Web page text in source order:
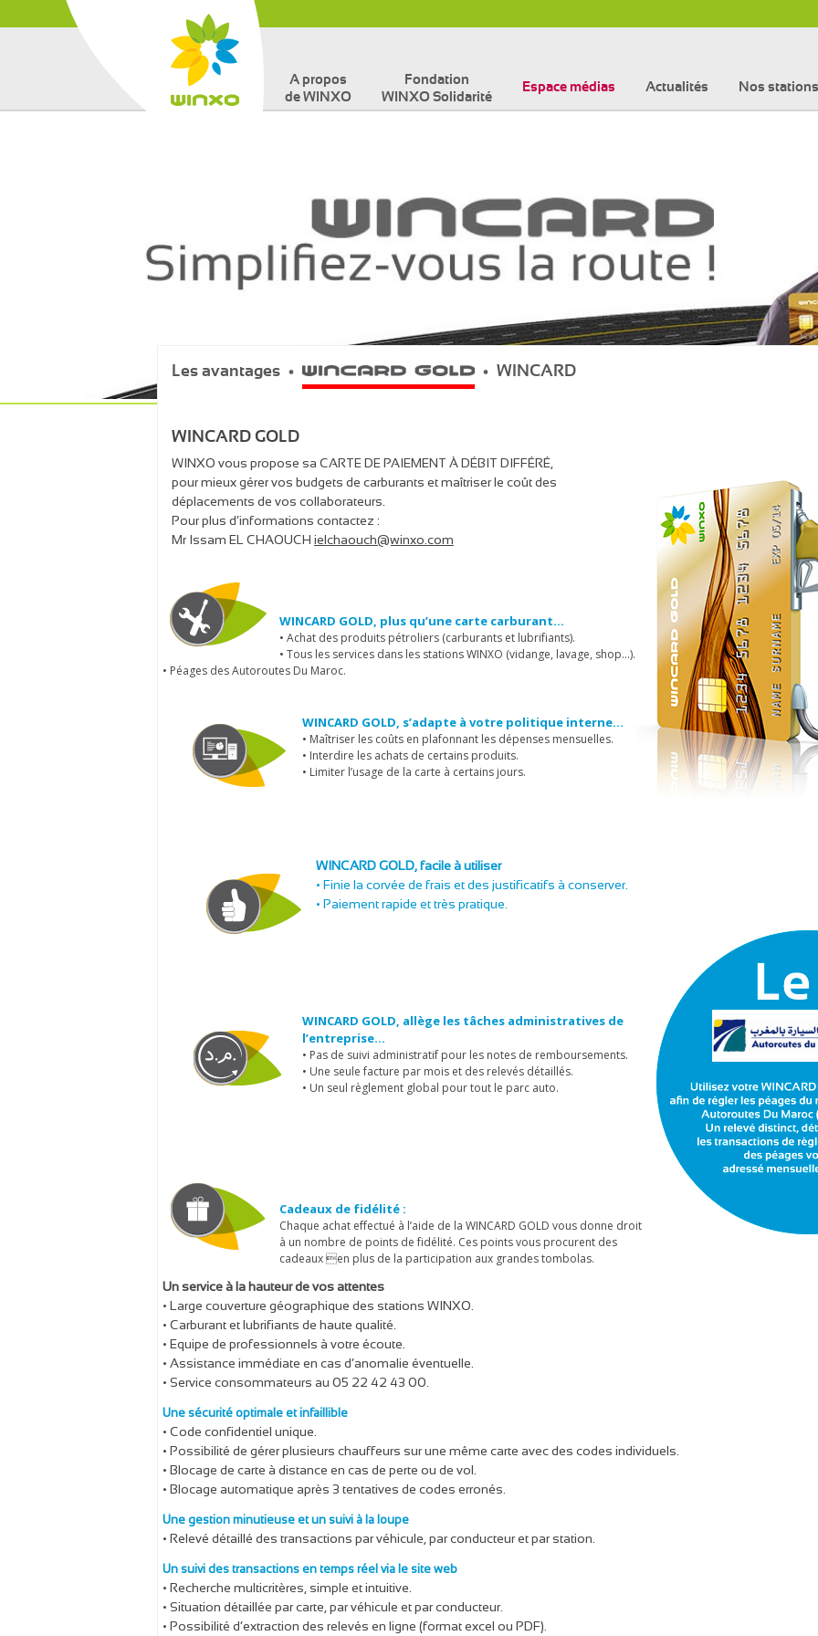
A propos
de WINXO
Fondation
WINXO Solidarité
Espace médias Actualités Nos stations
Les avantages WINCARD
WINCARD GOLD
WINXO vous propose sa CARTE DE PAIEMENT À DÉBIT DIFFÉRÉ,
pour mieux gérer vos budgets de carburants et maîtriser le coût des
déplacements de vos collaborateurs.
Pour plus d’informations contactez :
Mr Issam EL CHAOUCH ielchaouch@winxo.com
WINCARD GOLD, plus qu’une carte carburant…
• Achat des produits pétroliers (carburants et lubrifiants).
• Tous les services dans les stations WINXO (vidange, lavage, shop…).
• Péages des Autoroutes Du Maroc.
WINCARD GOLD, s’adapte à votre politique interne…
• Maîtriser les coûts en plafonnant les dépenses mensuelles.
• Interdire les achats de certains produits.
• Limiter l’usage de la carte à certains jours.
WINCARD GOLD, facile à utiliser
• Finie la corvée de frais et des justificatifs à conserver.
• Paiement rapide et très pratique.
WINCARD GOLD, allège les tâches administratives de
l’entreprise…
• Pas de suivi administratif pour les notes de remboursements.
• Une seule facture par mois et des relevés détaillés.
• Un seul règlement global pour tout le parc auto.
Cadeaux de fidélité :
Chaque achat effectué à l’aide de la WINCARD GOLD vous donne droit
à un nombre de points de fidélité. Ces points vous procurent des
cadeaux en plus de la participation aux grandes tombolas.
Un service à la hauteur de vos attentes
• Large couverture géographique des stations WINXO.
• Carburant et lubrifiants de haute qualité.
• Equipe de professionnels à votre écoute.
• Assistance immédiate en cas d’anomalie éventuelle.
• Service consommateurs au 05 22 42 43 00.
Une sécurité optimale et infaillible
• Code confidentiel unique.
• Possibilité de gérer plusieurs chauffeurs sur une même carte avec des codes individuels.
• Blocage de carte à distance en cas de perte ou de vol.
• Blocage automatique après 3 tentatives de codes erronés.
Une gestion minutieuse et un suivi à la loupe
• Relevé détaillé des transactions par véhicule, par conducteur et par station.
Un suivi des transactions en temps réel via le site web
• Recherche multicritères, simple et intuitive.
• Situation détaillée par carte, par véhicule et par conducteur.
• Possibilité d’extraction des relevés en ligne (format excel ou PDF).